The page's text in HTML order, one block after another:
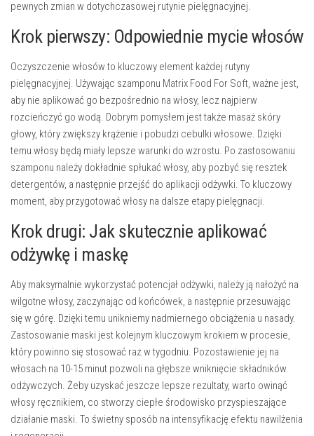
pewnych zmian w dotychczasowej rutynie pielęgnacyjnej.
Krok pierwszy: Odpowiednie mycie włosów
Oczyszczenie włosów to kluczowy element każdej rutyny
pielęgnacyjnej. Używając szamponu Matrix Food For Soft, ważne jest,
aby nie aplikować go bezpośrednio na włosy, lecz najpierw
rozcieńczyć go wodą. Dobrym pomysłem jest także masaż skóry
głowy, który zwiększy krążenie i pobudzi cebulki włosowe. Dzięki
temu włosy będą miały lepsze warunki do wzrostu. Po zastosowaniu
szamponu należy dokładnie spłukać włosy, aby pozbyć się resztek
detergentów, a następnie przejść do aplikacji odżywki. To kluczowy
moment, aby przygotować włosy na dalsze etapy pielęgnacji.
Krok drugi: Jak skutecznie aplikować
odżywkę i maskę
Aby maksymalnie wykorzystać potencjał odżywki, należy ją nałożyć na
wilgotne włosy, zaczynając od końcówek, a następnie przesuwając
się w górę. Dzięki temu unikniemy nadmiernego obciążenia u nasady.
Zastosowanie maski jest kolejnym kluczowym krokiem w procesie,
który powinno się stosować raz w tygodniu. Pozostawienie jej na
włosach na 10-15 minut pozwoli na głębsze wniknięcie składników
odżywczych. Żeby uzyskać jeszcze lepsze rezultaty, warto owinąć
włosy ręcznikiem, co stworzy ciepłe środowisko przyspieszające
działanie maski. To świetny sposób na intensyfikację efektu nawilżenia